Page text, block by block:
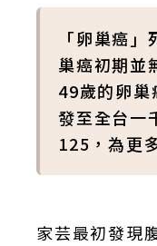
「卵巢癌
巢癌初期並
49歲的卵巢
發至全台一
125，為更
家芸最初發現